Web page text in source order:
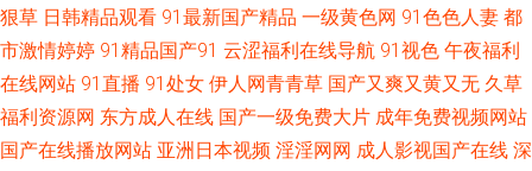
A片 大香蕉伊人五月 蜜桃h视频 午夜免费网站 91在线看视频 国产黄色成人
在线 欧美aa中文字幕 五月天性福网 99影院激情文学 精品第一页 日韩成人网
站 91经典视频 成人淫无码 久艹视屏 日本视频网页 亚洲伊人主页 超碰注妇
狠草 日韩精品观看 91最新国产精品 一级黄色网 91色色人妻 都
市激情婷婷 91精品国产91 云涩福利在线导航 91视色 午夜福利
在线网站 91直播 91处女 伊人网青青草 国产又爽又黄又无 久草
福利资源网 东方成人在线 国产一级免费大片 成年免费视频网站
国产在线播放网站 亚洲日本视频 淫淫网网 成人影视国产在线 深